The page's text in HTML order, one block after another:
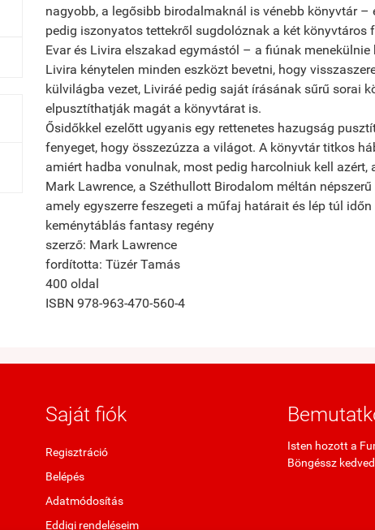
nagyobb, a legősibb birodalmaknál is vénebb könyvtár
pedig iszonyatos tettekről sugdolóznak a két könyvtáros
Evar és Livira elszakad egymástól – a fiúnak
Livira kénytelen minden eszközt bevetni, hogy
külvilágba vezet, Liviráé pedig saját írásának sűrű sorai
elpusztíthatják magát a könyvtárat is.
Ősidőkkel ezelőtt ugyanis egy rettenetes hazugság
fenyeget, hogy összezúzza a világot. A könyvtár titkos
amiért hadba vonulnak, most pedig harcolniuk kell
Mark Lawrence, a Széthullott Birodalom méltán
amely egyszerre feszegeti a műfaj határait és lép túl időn
keménytáblás fantasy regény
szerző: Mark Lawrence
fordította: Tüzér Tamás
400 oldal
ISBN 978-963-470-560-4
Saját fiók
Regisztráció
Belépés
Adatmódosítás
Eddigi rendeléseim
Isten hozott a
Böngéssz